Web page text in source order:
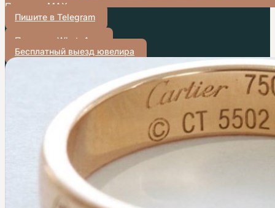
Пишите в MAX
Пишите в Telegram
Пишите в WhatsApp
Бесплатный выезд ювелира